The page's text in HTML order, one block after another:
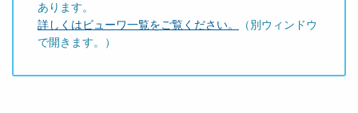
あります。
詳しくはビューワ一覧をご覧ください。
（別ウィンドウ
で開きます。）